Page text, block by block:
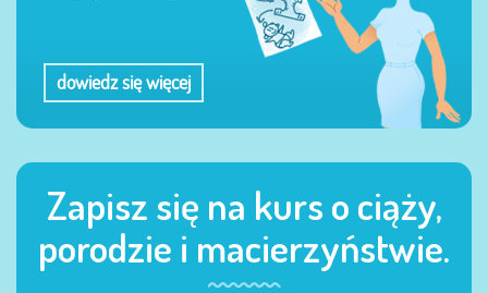
dowiedz się więcej
Zapisz się na kurs o ciąży,
porodzie i macierzyństwie.